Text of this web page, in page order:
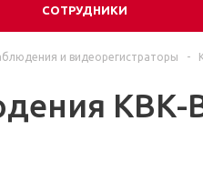
СОТРУДНИКИ
и видеорегистраторы -
КВК-